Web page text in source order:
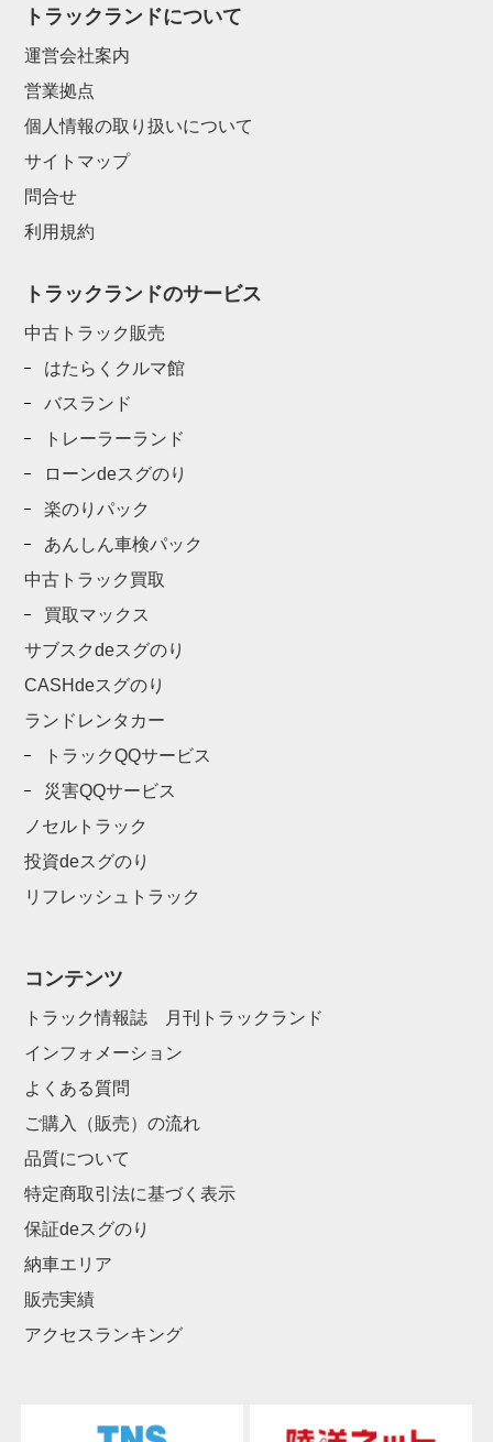
トラックランドについて
運営会社案内
営業拠点
個人情報の取り扱いについて
サイトマップ
問合せ
利用規約
トラックランドのサービス
中古トラック販売
はたらくクルマ館
バスランド
トレーラーランド
ローンdeスグのり
楽のりパック
あんしん車検パック
中古トラック買取
買取マックス
サブスクdeスグのり
CASHdeスグのり
ランドレンタカー
トラックQQサービス
災害QQサービス
ノセルトラック
投資deスグのり
リフレッシュトラック
コンテンツ
トラック情報誌 月刊トラックランド
インフォメーション
よくある質問
ご購入（販売）の流れ
品質について
特定商取引法に基づく表示
保証deスグのり
納車エリア
販売実績
アクセスランキング